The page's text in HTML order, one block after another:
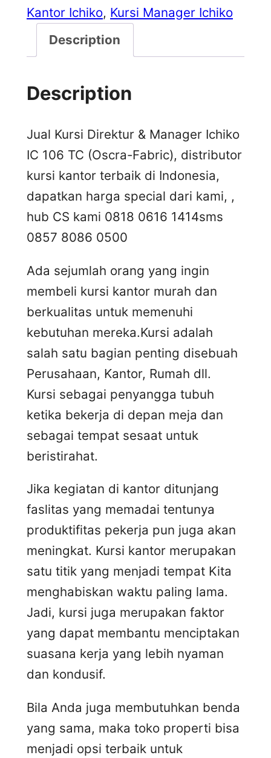
Kantor Ichiko, Kursi Manager Ichiko
Description
Description
Jual Kursi Direktur & Manager Ichiko
IC 106 TC (Oscra-Fabric), distributor
kursi kantor terbaik di Indonesia,
dapatkan harga special dari kami, ,
hub CS kami 0818 0616 1414sms
0857 8086 0500
Ada sejumlah orang yang ingin
membeli kursi kantor murah dan
berkualitas untuk memenuhi
kebutuhan mereka.Kursi adalah
salah satu bagian penting disebuah
Perusahaan, Kantor, Rumah dll.
Kursi sebagai penyangga tubuh
ketika bekerja di depan meja dan
sebagai tempat sesaat untuk
beristirahat.
Jika kegiatan di kantor ditunjang
faslitas yang memadai tentunya
produktifitas pekerja pun juga akan
meningkat. Kursi kantor merupakan
satu titik yang menjadi tempat Kita
menghabiskan waktu paling lama.
Jadi, kursi juga merupakan faktor
yang dapat membantu menciptakan
suasana kerja yang lebih nyaman
dan kondusif.
Bila Anda juga membutuhkan benda
yang sama, maka toko properti bisa
menjadi opsi terbaik untuk